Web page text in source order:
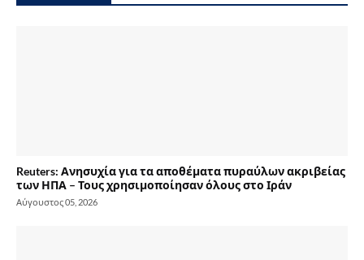
Reuters: Ανησυχία για τα αποθέματα πυραύλων ακριβείας
των ΗΠΑ – Τους χρησιμοποίησαν όλους στο Ιράν
Αύγουστος 05, 2026